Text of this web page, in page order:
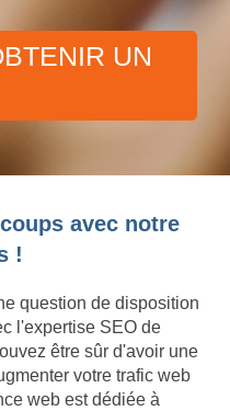
UN
avec notre
!
question de disposition
l'expertise SEO de
être sûr d'avoir une
votre trafic web
web est dédiée à